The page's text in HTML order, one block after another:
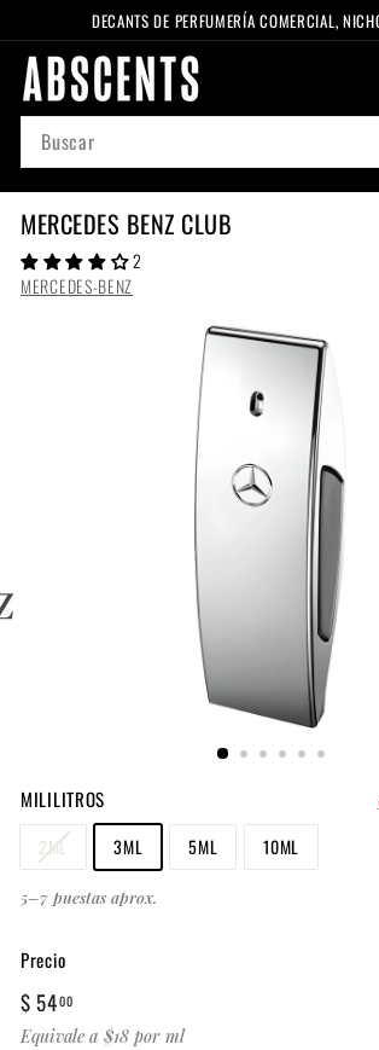
directamente
contenido
diapositivas
DECANTS DE PERFUMERÍA COMERCIAL,
A
B
S
C
E
N
T
S
Search
MERCEDES BENZ CLUB
2
MERCEDES-BENZ
MILILITROS
2ML 3ML 5ML 10ML
5–7 puestas aprox.
Precio
Precio
habitual
$ 5400$
54.00
Equivale a $18 por ml